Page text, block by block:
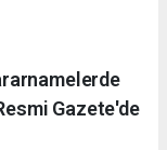
Gazete'de